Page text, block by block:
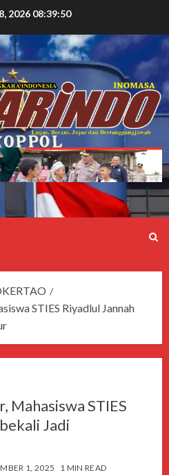
2026 08:39:51
STIES Riyadlul Jannah
Mahasiswa STIES
Jadi
1, 2025 1 MIN READ